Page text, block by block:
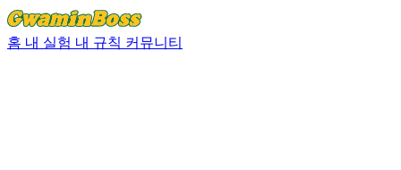
홈 내 실험 내 규칙 커뮤니티